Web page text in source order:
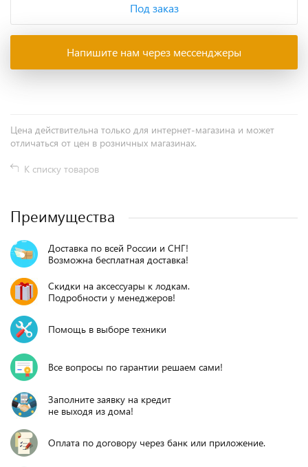
Под заказ
Напишите нам через мессенджеры
Цена действительна только для интернет-магазина и может
отличаться от цен в розничных магазинах.
К списку товаров
Преимущества
Доставка по всей России и СНГ!
Возможна бесплатная доставка!
Скидки на аксессуары к лодкам.
Подробности у менеджеров!
Помощь в выборе техники
Все вопросы по гарантии решаем сами!
Заполните заявку на кредит
не выходя из дома!
Оплата по договору через банк или приложение.